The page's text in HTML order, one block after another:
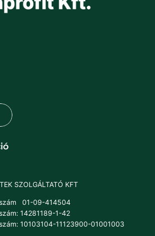
SZOLGÁLTATÓ KFT
01-09-414504
14281189-1-42
10103104-11123900-01001003